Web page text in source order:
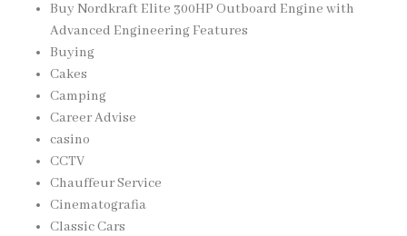
Buy Nordkraft Elite 300HP Outboard Engine with
Advanced Engineering Features
Buying
Cakes
Camping
Career Advise
casino
CCTV
Chauffeur Service
Cinematografia
Classic Cars